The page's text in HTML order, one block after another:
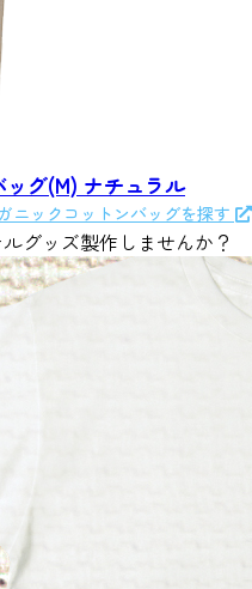
ッグ(M) ナチュラル
ニックコットンバッグを探す
グッズ製作しませんか？